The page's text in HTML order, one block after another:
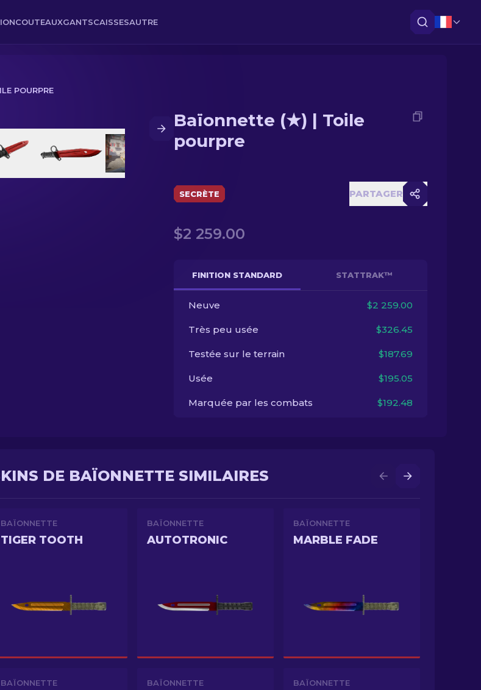
COUTEAUXGANTSCAISSESAUTRE
POURPRE
Baïonnette (★) | Toile
pourpre
SECRÈTE PARTAGER
$2 259.00
FINITION STANDARD STATTRAK™
Neuve $2 259.00
Très peu usée $326.45
Testée sur le terrain $187.69
Usée $195.05
Marquée par les combats $192.48
DE BAÏONNETTE SIMILAIRES
BAÏONNETTE
TIGER TOOTH
BAÏONNETTE
AUTOTRONIC
BAÏONNETTE
MARBLE FADE
BAÏONNETTE BAÏONNETTE BAÏONNETTE